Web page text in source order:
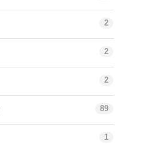
2
2
2
89
1